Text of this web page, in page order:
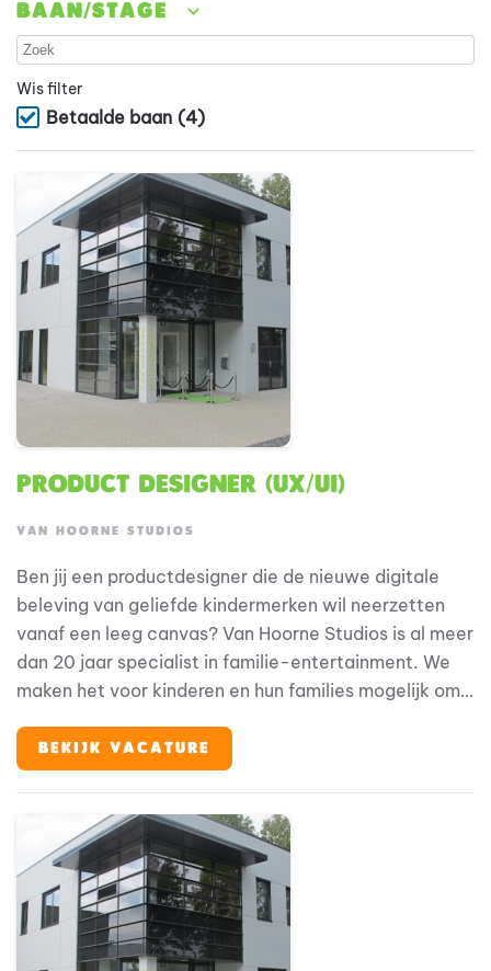
Baan/stage
Wis filter
Betaalde baan (4)
Product Designer (UX/UI)
VAN HOORNE STUDIOS
Ben jij een productdesigner die de nieuwe digitale
beleving van geliefde kindermerken wil neerzetten
vanaf een leeg canvas? Van Hoorne Studios is al meer
dan 20 jaar specialist in familie-entertainment. We
maken het voor kinderen en hun families mogelijk om
moment. We zijn eigenaar van geliefde merken als
Fien & Teun, Woezel & Pip en Mike & Molly, en werken
films en tv tot merchandise, licensing en onze eigen
parken en resorts (Avonturenboerderij Molenwaard,
Familie Resort Molenwaard en De Tovertuin). We
bouwen aan een centraal klantplatform dat al onze
merken, concepten en gastcontacten samenbrengt:
BEKIJK VACATURE